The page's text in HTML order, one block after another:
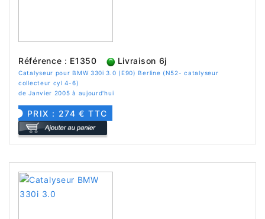
Référence : E1350 Livraison 6j
Catalyseur pour BMW 330i 3.0 (E90) Berline (N52- catalyseur
collecteur cyl 4-6)
de Janvier 2005 à aujourd'hui
PRIX : 274 € TTC